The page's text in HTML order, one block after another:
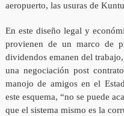
aeropuerto, las usuras de
En este diseño legal y
provienen de un marco de
dividendos emanen del
una negociación post
manojo de amigos en el
este esquema, “no se puede
que el sistema mismo es la